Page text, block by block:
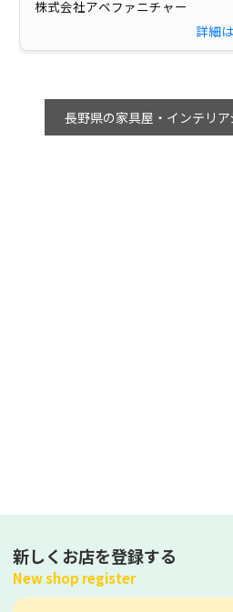
株式会社アベファニチャー
詳細
長野県の家具屋・インテリ
新しくお店を登録する
New shop register